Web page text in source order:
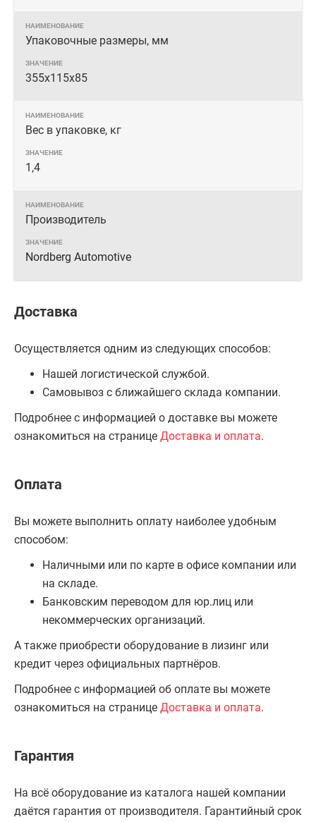
Упаковочные размеры, мм
355х115х85
Вес в упаковке, кг
1,4
Производитель
Nordberg Automotive
Доставка
Осуществляется одним из следующих способов:
Нашей логистической службой.
Самовывоз с ближайшего склада компании.
Подробнее с информацией о доставке вы можете
ознакомиться на странице Доставка и оплата.
Оплата
Вы можете выполнить оплату наиболее удобным
способом:
Наличными или по карте в офисе компании или
на складе.
Банковским переводом для юр.лиц или
некоммерческих организаций.
А также приобрести оборудование в лизинг или
кредит через официальных партнёров.
Подробнее с информацией об оплате вы можете
ознакомиться на странице Доставка и оплата.
Гарантия
На всё оборудование из каталога нашей компании
даётся гарантия от производителя. Гарантийный срок